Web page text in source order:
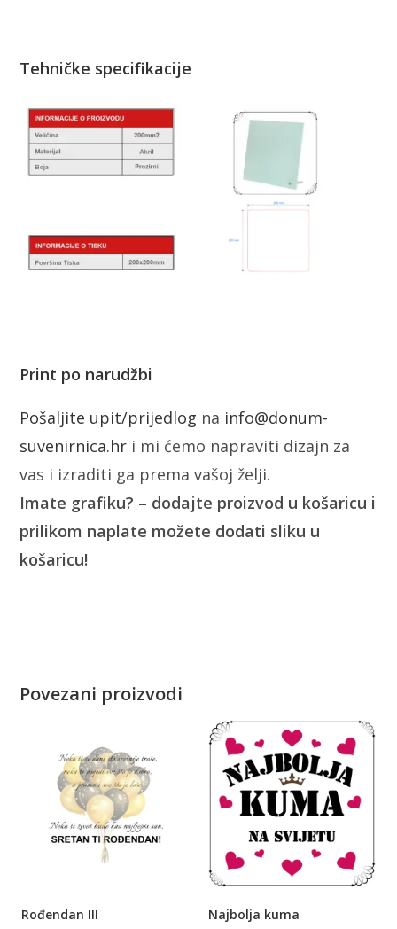
Tehničke specifikacije
Print po narudžbi
Pošaljite upit/prijedlog na info@donum-
suvenirnica.hr i mi ćemo napraviti dizajn za
vas i izraditi ga prema vašoj želji.
Imate grafiku? – dodajte proizvod u košaricu i
prilikom naplate možete dodati sliku u
košaricu!
Povezani proizvodi
Rođendan III Najbolja kuma